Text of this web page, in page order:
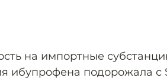
на импортные
ибупрофена подорожала с